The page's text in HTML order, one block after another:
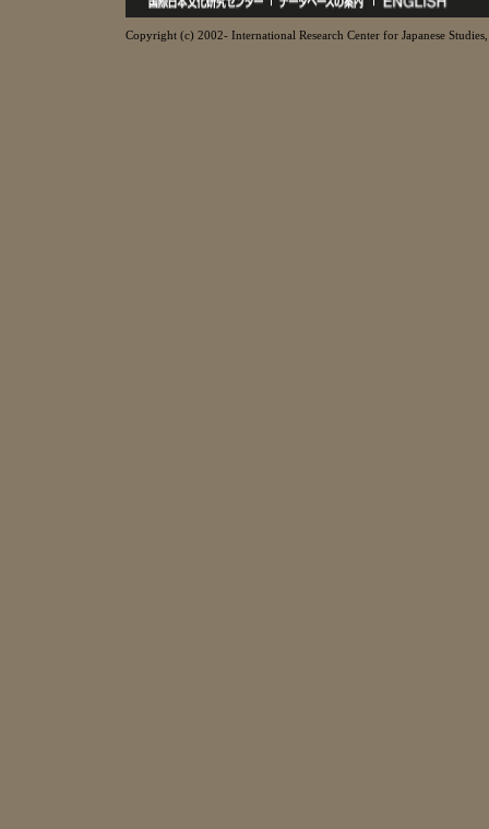
Copyright (c) 2002- International Research Center for Japanese